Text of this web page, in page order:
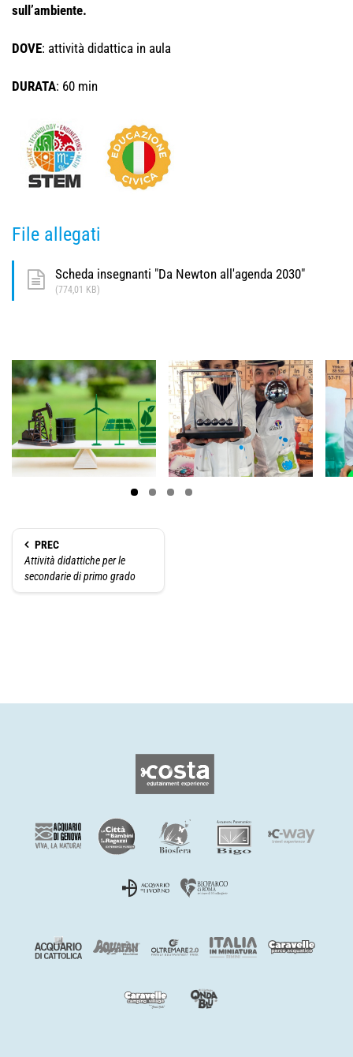
sull’ambiente.
DOVE: attività didattica in aula
DURATA: 60 min
File allegati
Scheda insegnanti "Da Newton all'agenda 2030"
(774,01 KB)
PREC
Attività didattiche per le
secondarie di primo grado